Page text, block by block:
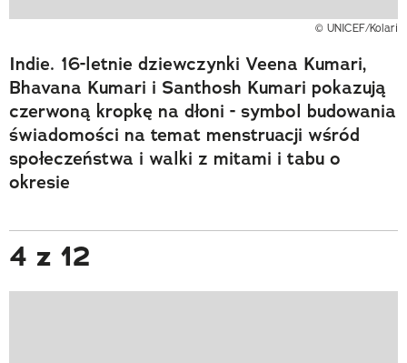
© UNICEF/Kolari
Indie. 16-letnie dziewczynki Veena Kumari,
Bhavana Kumari i Santhosh Kumari pokazują
czerwoną kropkę na dłoni - symbol budowania
świadomości na temat menstruacji wśród
społeczeństwa i walki z mitami i tabu o
okresie
4 z 12